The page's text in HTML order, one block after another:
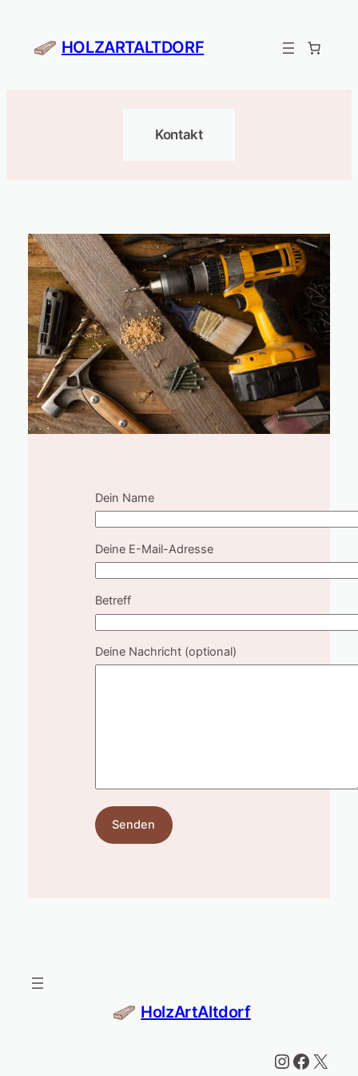
springen
HOLZARTALTDORF
Kontakt
Dein Name
Deine E-Mail-Adresse
Betreff
Deine Nachricht (optional)
HolzArtAltdorf
Instagram Facebook X